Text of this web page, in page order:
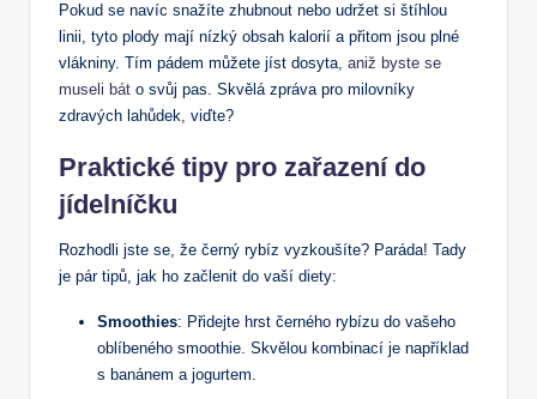
Pokud se navíc snažíte zhubnout nebo udržet si štíhlou
linii, tyto plody mají nízký obsah kalorií a přitom jsou plné
vlákniny. Tím pádem můžete jíst dosyta, aniž byste se
museli bát o svůj pas. Skvělá zpráva pro milovníky
zdravých lahůdek, viďte?
Praktické tipy pro zařazení do
jídelníčku
Rozhodli jste se, že černý rybíz vyzkoušíte? Paráda! Tady
je pár tipů, jak ho začlenit do vaší diety:
Smoothies: Přidejte hrst černého rybízu do vašeho
oblíbeného smoothie. Skvělou kombinací je například
s banánem a jogurtem.